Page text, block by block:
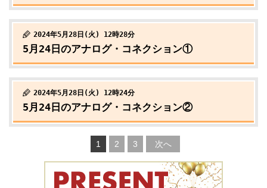
2024年5月28日(火) 12時28分
5月24日のアナログ・コネクション①
2024年5月28日(火) 12時24分
5月24日のアナログ・コネクション②
1 2 3 次へ